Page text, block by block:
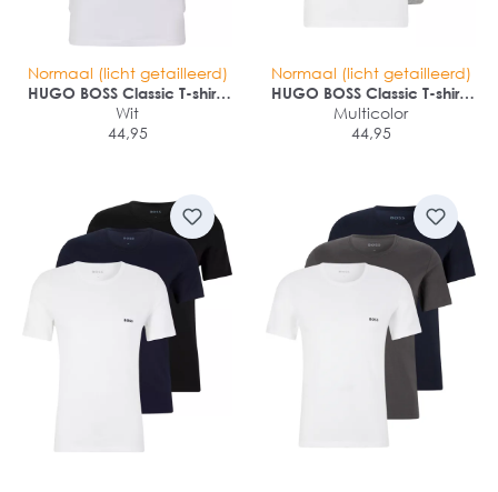
Normaal (licht getailleerd)
HUGO BOSS Classic T-shirts
regular fit (3-pack)
Wit
44,95
Normaal (licht getailleerd)
HUGO BOSS Classic T-shirts
regular fit (3-pack)
Multicolor
44,95